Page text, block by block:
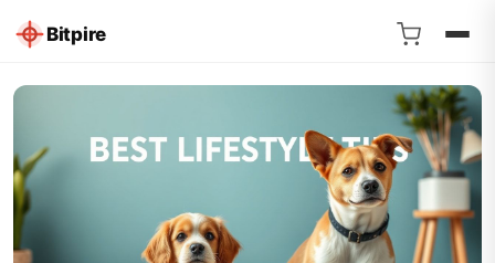
Bitpire